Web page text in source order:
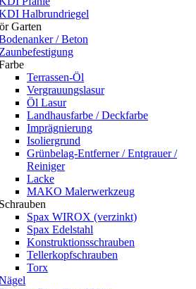
Halbrundriegel
Garten
/ Beton
Zaunbefestigung
Terrassen-Öl
Vergrauungslasur
Öl Lasur
Landhausfarbe / Deckfarbe
Imprägnierung
Isoliergrund
Grünbelag-Entferner / Entgrauer /
Reiniger
Lacke
MAKO Malerwerkzeug
Schrauben
Spax WIROX (verzinkt)
Spax Edelstahl
Konstruktionsschrauben
Tellerkopfschrauben
Torx